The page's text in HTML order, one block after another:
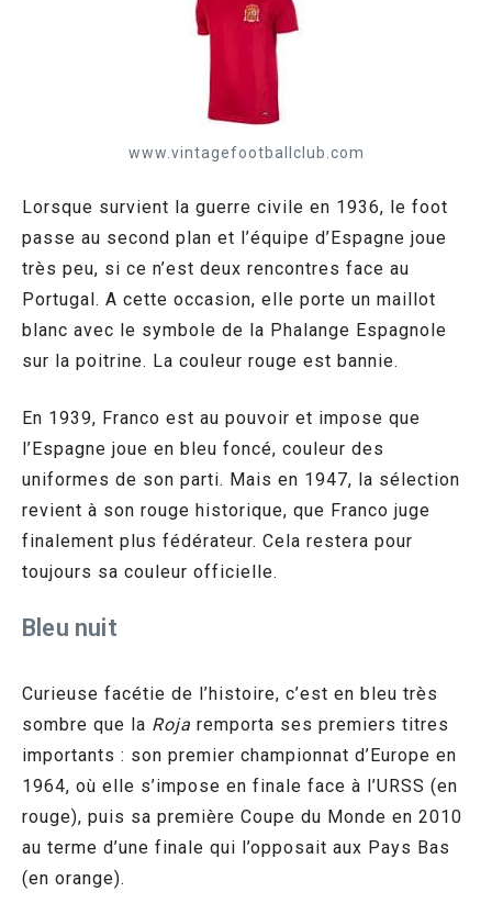
www.vintagefootballclub.com
Lorsque survient la guerre civile en 1936, le foot
passe au second plan et l’équipe d’Espagne joue
très peu, si ce n’est deux rencontres face au
Portugal. A cette occasion, elle porte un maillot
blanc avec le symbole de la Phalange Espagnole
sur la poitrine. La couleur rouge est bannie.
En 1939, Franco est au pouvoir et impose que
l’Espagne joue en bleu foncé, couleur des
uniformes de son parti. Mais en 1947, la sélection
revient à son rouge historique, que Franco juge
finalement plus fédérateur. Cela restera pour
toujours sa couleur officielle.
Bleu nuit
Curieuse facétie de l’histoire, c’est en bleu très
sombre que la Roja remporta ses premiers titres
importants : son premier championnat d’Europe en
1964, où elle s’impose en finale face à l’URSS (en
rouge), puis sa première Coupe du Monde en 2010
au terme d’une finale qui l’opposait aux Pays Bas
(en orange).